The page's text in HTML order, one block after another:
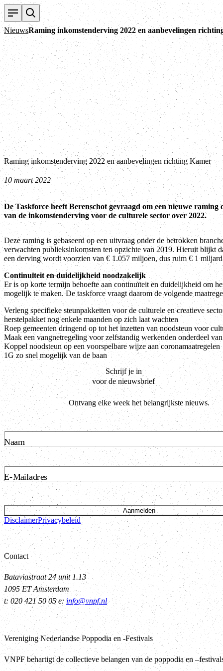
NieuwsRaming inkomstenderving 2022 en aanbevelingen
Raming inkomstenderving 2022 en aanbevelingen richting Kamer
10 maart 2022
De Taskforce heeft Berenschot gevraagd om een nieuwe raming
van de inkomstenderving voor de culturele sector over 2022.
Deze raming is gebaseerd op een uitvraag onder de betrokken
verwachten publieksinkomsten ten opzichte van 2019. Hieruit blijkt
een derving wordt voorzien van € 1.057 miljoen, dus ruim € 1
Continuïteit en duidelijkheid noodzakelijk
Er is op korte termijn behoefte aan continuïteit en duidelijkheid om
mogelijk te maken. De taskforce vraagt daarom de volgende
Verleng specifieke steunpakketten voor de culturele en creatieve
herstelpakket nog enkele maanden op zich laat wachten
Roep gemeenten dringend op tot het inzetten van noodsteun voor
Maak een vangnetregeling voor zelfstandig werkenden onderdeel
Koppel noodsteun op een voorspelbare wijze aan coronamaatregelen
1G zo snel mogelijk van de baan
Schrijf je in
voor de nieuwsbrief
Ontvang elke week het belangrijkste nieuws.
Naam
E-Mailadres
Aanmelden
DisclaimerPrivacybeleid
Contact
Bataviastraat 24 unit 1.13
1095 ET Amsterdam
t: 020 421 50 05 e:info@vnpf.nl
Vereniging Nederlandse Poppodia en -Festivals
VNPF behartigt de collectieve belangen van de poppodia en